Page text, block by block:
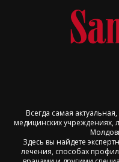
Всегда самая
медицинских учреждениях,
Здесь вы найдете
лечения, способах